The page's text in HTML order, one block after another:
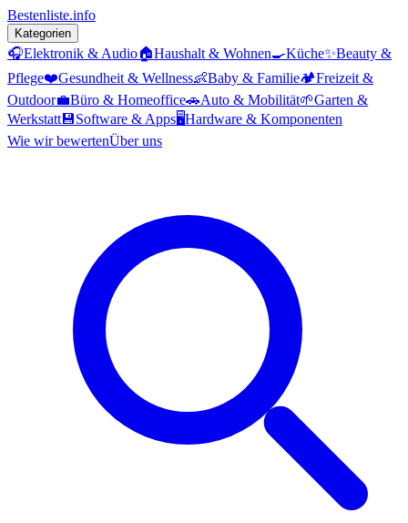
Bestenliste.info
Kategorien
🎧Elektronik & Audio🏠Haushalt & Wohnen🍳Küche✨Beauty &
Pflege❤️Gesundheit & Wellness👶Baby & Familie🏕️Freizeit &
Outdoor💼Büro & Homeoffice🚗Auto & Mobilität🌱Garten &
Werkstatt 💾Software & Apps🖥️Hardware & Komponenten
Wie wir bewertenÜber uns